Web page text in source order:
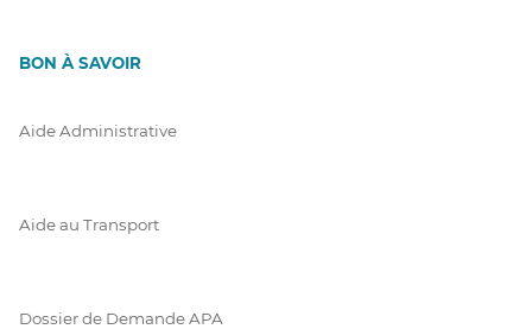
BON À SAVOIR
Aide Administrative
Aide au Transport
Dossier de Demande APA